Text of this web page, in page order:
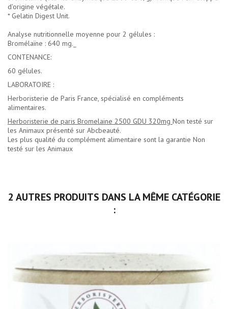
d'origine végétale.
* Gelatin Digest Unit.
Analyse nutritionnelle moyenne pour 2 gélules :
Bromélaïne : 640 mg._
CONTENANCE:
60 gélules.
LABORATOIRE :
Herboristerie de Paris France, spécialisé en compléments
alimentaires.
Herboristerie de paris Bromelaine 2500 GDU 320mg Non testé sur
les Animaux présenté sur Abcbeauté.
Les plus qualité du complément alimentaire sont la garantie Non
testé sur les Animaux
2 AUTRES PRODUITS DANS LA MÊME CATÉGORIE
: